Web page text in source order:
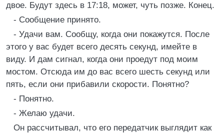
двое. Будут здесь в 17:18, может, чуть позже. Конец.
- Сообщение принято.
- Удачи вам. Сообщу, когда они покажутся. После
этого у вас будет всего десять секунд, имейте в
виду. И дам сигнал, когда они проедут под моим
мостом. Отсюда им до вас всего шесть секунд или
пять, если они прибавили скорости. Понятно?
- Понятно.
- Желаю удачи.
Он рассчитывал, что его передатчик выглядит как